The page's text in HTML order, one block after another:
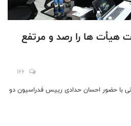
هیأت ها را رصد و مرتفع
166
با حضور احسان حدادی رییس فدراسیون دو